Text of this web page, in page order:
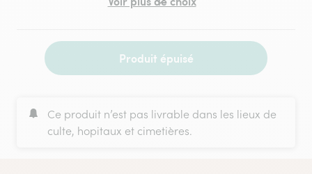
Produit épuisé
Ce produit n’est pas livrable dans les lieux de
culte, hopitaux et cimetières.